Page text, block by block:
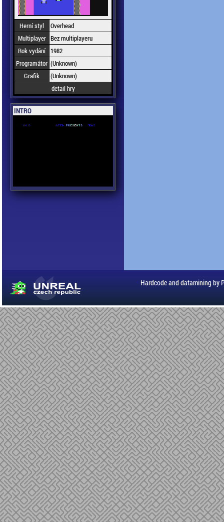
Herní styl
Overhead
Multiplayer Bez multiplayeru
Rok vydání
1982
Programátor (Unknown)
Grafik
(Unknown)
detail hry
INTRO
Hardcode and datamining by